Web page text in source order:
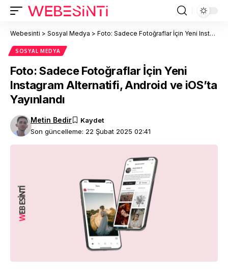
Webesinti > Sosyal Medya > Foto: Sadece Fotoğraflar İçin Yeni Instagram Alternatifi, Android ve iOS’ta Yayınlandı
SOSYAL MEDYA
Foto: Sadece Fotoğraflar İçin Yeni
Instagram Alternatifi, Android ve iOS’ta
Yayınlandı
Son güncelleme: 22 Şubat 2025 02:41
Metin Bedir